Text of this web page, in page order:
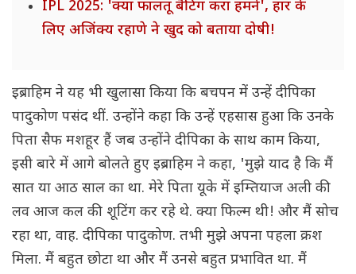
IPL 2025: 'क्या फालतू बैटिंग करा हमने', हार के
लिए अजिंक्य रहाणे ने खुद को बताया दोषी!
इब्राहिम ने यह भी खुलासा किया कि बचपन में उन्हें दीपिका
पादुकोण पसंद थीं. उन्होंने कहा कि उन्हें एहसास हुआ कि उनके
पिता सैफ मशहूर हैं जब उन्होंने दीपिका के साथ काम किया,
इसी बारे में आगे बोलते हुए इब्राहिम ने कहा, 'मुझे याद है कि मैं
सात या आठ साल का था. मेरे पिता यूके में इम्तियाज अली की
लव आज कल की शूटिंग कर रहे थे. क्या फिल्म थी! और मैं सोच
रहा था, वाह. दीपिका पादुकोण. तभी मुझे अपना पहला क्रश
मिला. मैं बहुत छोटा था और मैं उनसे बहुत प्रभावित था. मैं